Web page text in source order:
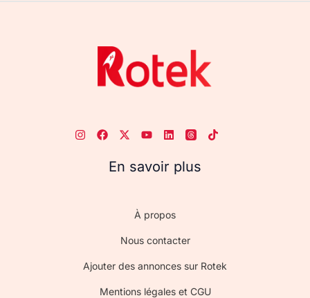
En savoir plus
À propos
Nous contacter
Ajouter des annonces sur Rotek
Mentions légales et CGU